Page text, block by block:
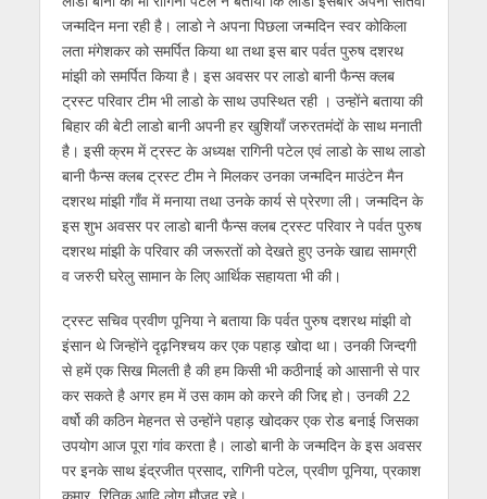
जन्मदिन मना रही है। लाडो ने अपना पिछला जन्मदिन स्वर कोकिला
लता मंगेशकर को समर्पित किया था तथा इस बार पर्वत पुरुष दशरथ
मांझी को समर्पित किया है। इस अवसर पर लाडो बानी फैन्स क्लब
ट्रस्ट परिवार टीम भी लाडो के साथ उपस्थित रही । उन्होंने बताया की
बिहार की बेटी लाडो बानी अपनी हर खुशियाँ जरुरतमंदों के साथ मनाती
है। इसी क्रम में ट्रस्ट के अध्यक्ष रागिनी पटेल एवं लाडो के साथ लाडो
बानी फैन्स क्लब ट्रस्ट टीम ने मिलकर उनका जन्मदिन माउंटेन मैन
दशरथ मांझी गाँव में मनाया तथा उनके कार्य से प्रेरणा ली। जन्मदिन के
इस शुभ अवसर पर लाडो बानी फैन्स क्लब ट्रस्ट परिवार ने पर्वत पुरुष
दशरथ मांझी के परिवार की जरूरतों को देखते हुए उनके खाद्य सामग्री
व जरुरी घरेलु सामान के लिए आर्थिक सहायता भी की।
ट्रस्ट सचिव प्रवीण पूनिया ने बताया कि पर्वत पुरुष दशरथ मांझी वो
इंसान थे जिन्होंने दृढ़निश्चय कर एक पहाड़ खोदा था। उनकी जिन्दगी
से हमें एक सिख मिलती है की हम किसी भी कठीनाई को आसानी से पार
कर सकते है अगर हम में उस काम को करने की जिद्द हो। उनकी 22
वर्षो की कठिन मेहनत से उन्होंने पहाड़ खोदकर एक रोड बनाई जिसका
उपयोग आज पूरा गांव करता है। लाडो बानी के जन्मदिन के इस अवसर
पर इनके साथ इंद्रजीत प्रसाद, रागिनी पटेल, प्रवीण पूनिया, प्रकाश